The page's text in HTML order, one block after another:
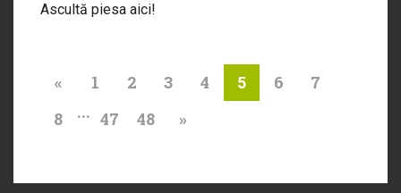
Ascultă piesa aici!
« 1 2 3 4 5 6
7
8
... 47 48 »